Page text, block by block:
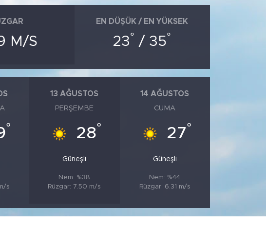
M/S
EN DÜŞÜK / EN YÜKSEK
23° / 35°
°
s
13 AĞUSTOS
PERŞEMBE
28°
Güneşli
Nem: %38
Rüzgar: 7.50 m/s
14 AĞUSTOS
CUMA
27°
Güneşli
Nem: %44
Rüzgar: 6.31 m/s